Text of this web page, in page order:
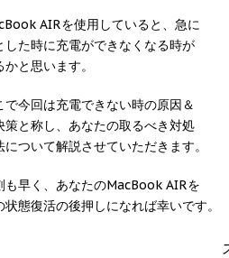
AIRを使用していると、急に
した時に充電ができなくなる時が
かと思います。
で今回は充電できない時の原因＆
策と称し、あなたの取るべき対処
について解説させていただきます。
も早く、あなたのMacBook AIRを
状態復活の後押しになれば幸いです。